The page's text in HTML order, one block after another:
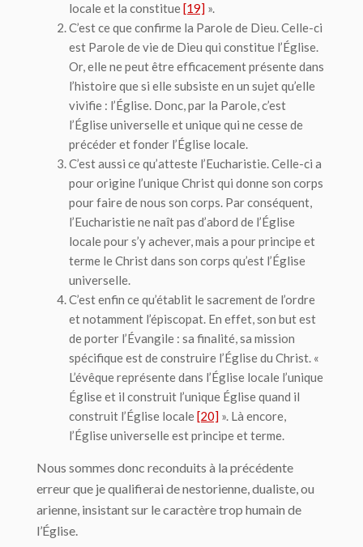
locale et la constitue[19] ».
C’est ce que confirme la Parole de Dieu. Celle-ci
est Parole de vie de Dieu qui constitue l’Église.
Or, elle ne peut être efficacement présente dans
l’histoire que si elle subsiste en un sujet qu’elle
vivifie : l’Église. Donc, par la Parole, c’est
l’Église universelle et unique qui ne cesse de
précéder et fonder l’Église locale.
C’est aussi ce qu’atteste l’Eucharistie. Celle-ci a
pour origine l’unique Christ qui donne son corps
pour faire de nous son corps. Par conséquent,
l’Eucharistie ne naît pas d’abord de l’Église
locale pour s’y achever, mais a pour principe et
terme le Christ dans son corps qu’est l’Église
universelle.
C’est enfin ce qu’établit le sacrement de l’ordre
et notamment l’épiscopat. En effet, son but est
de porter l’Évangile : sa finalité, sa mission
spécifique est de construire l’Église du Christ. «
L’évêque représente dans l’Église locale l’unique
Église et il construit l’unique Église quand il
construit l’Église locale[20] ». Là encore,
l’Église universelle est principe et terme.
Nous sommes donc reconduits à la précédente
erreur que je qualifierai de nestorienne, dualiste, ou
arienne, insistant sur le caractère trop humain de
l’Église.